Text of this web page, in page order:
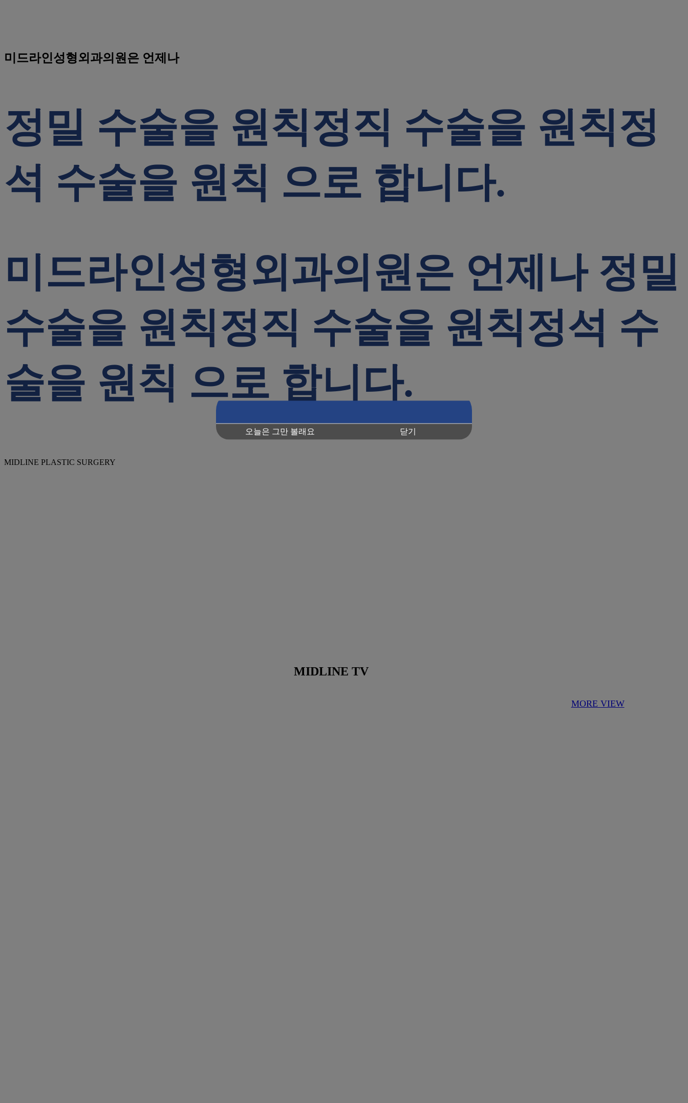
미드라인성형외과의원은 언제나
정밀 수술을 원칙정직 수술을 원칙정
석 수술을 원칙 으로 합니다.
미드라인성형외과의원은 언제나 정밀
수술을 원칙정직 수술을 원칙정석 수
술을 원칙 으로 합니다.
MIDLINE PLASTIC SURGERY
MIDLINE TV
MORE VIEW
오늘은 그만 볼래요 닫기